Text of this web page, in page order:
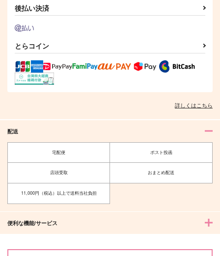
作品詳細 作品詳細
後払い決済
とらコイン
詳しくはこちら
配送
宅配便 ポスト投函
店頭受取 おまとめ配送
11,000円（税込）以上で送料当社負担
便利な機能/サービス